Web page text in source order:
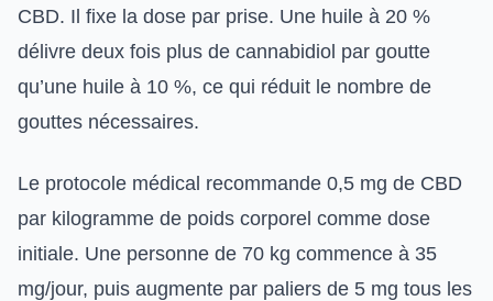
CBD. Il fixe la dose par prise. Une huile à 20 %
délivre deux fois plus de cannabidiol par goutte
qu’une huile à 10 %, ce qui réduit le nombre de
gouttes nécessaires.
Le protocole médical recommande 0,5 mg de CBD
par kilogramme de poids corporel comme dose
initiale. Une personne de 70 kg commence à 35
mg/jour, puis augmente par paliers de 5 mg tous les